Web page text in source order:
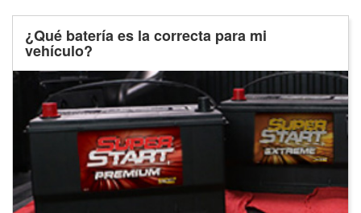
¿Qué batería es la correcta para mi
vehículo?